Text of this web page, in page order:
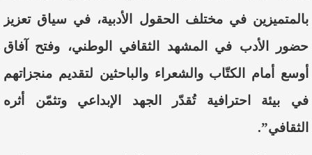
بالمتميزين في مختلف الحقول الأدبية، في سياق تعزيز
حضور الأدب في المشهد الثقافي الوطني، وفتح آفاق
أوسع أمام الكتّاب والشعراء والباحثين لتقديم منجزاتهم
في بيئة احترافية تُقدّر الجهد الإبداعي وتثمّن أثره
الثقافي”.